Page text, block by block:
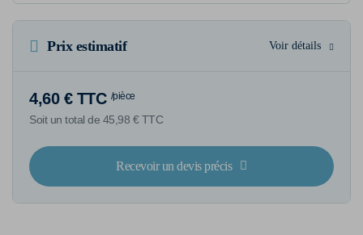
Prix estimatif Voir détails
4,60 € TTC /pièce
Soit un total de 45,98 € TTC
Recevoir un devis précis